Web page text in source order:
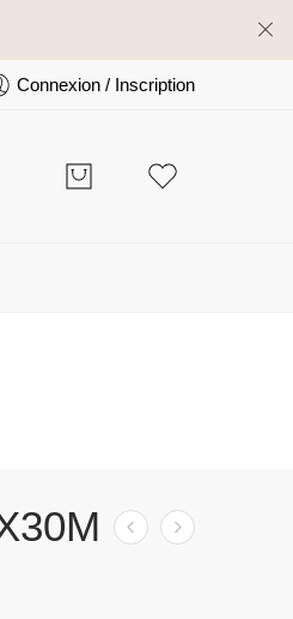
Connexion / Inscription